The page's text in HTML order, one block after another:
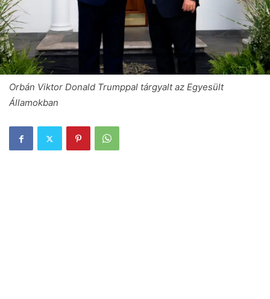
Orbán Viktor Donald Trumppal tárgyalt az Egyesült
Államokban